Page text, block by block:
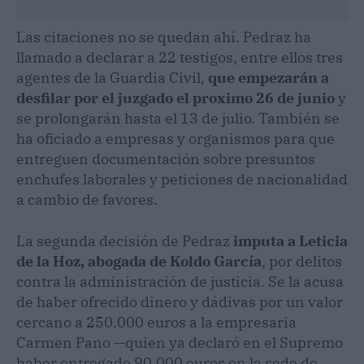
Las citaciones no se quedan ahí. Pedraz ha
llamado a declarar a 22 testigos, entre ellos tres
agentes de la Guardia Civil, que empezarán a
desfilar por el juzgado el proximo 26 de junioy
se prolongarán hasta el 13 de julio. También se
ha oficiado a empresas y organismos para que
entreguen documentación sobre presuntos
enchufes laborales y peticiones de nacionalidad
a cambio de favores.
La segunda decisión de Pedraz imputa a Leticia
de la Hoz, abogada de Koldo García, por delitos
contra la administración de justicia. Se la acusa
de haber ofrecido dinero y dádivas por un valor
cercano a 250.000 euros a la empresaria
Carmen Pano —quien ya declaró en el Supremo